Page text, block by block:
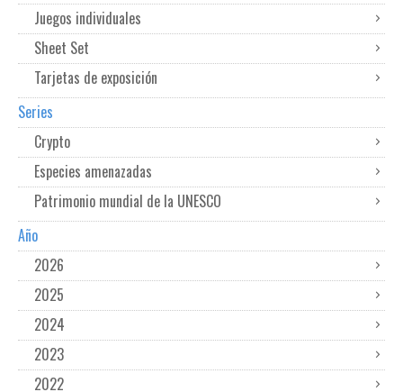
Juegos individuales
Sheet Set
Tarjetas de exposición
Series
Crypto
Especies amenazadas
Patrimonio mundial de la UNESCO
Año
2026
2025
2024
2023
2022